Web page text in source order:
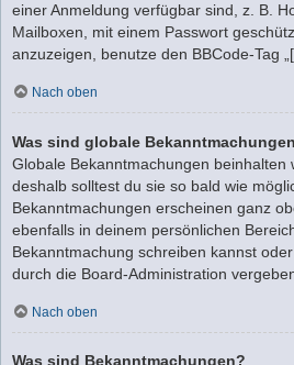
einer Anmeldung verfügbar sind, z. B.
Mailboxen, mit einem Passwort
anzuzeigen, benutze den BBCode-Tag
Nach oben
Was sind globale
Globale Bekanntmachungen beinhalten
deshalb solltest du sie so bald wie
Bekanntmachungen erscheinen ganz
ebenfalls in deinem persönlichen
Bekanntmachung schreiben kannst
durch die Board-Administration
Nach oben
Was sind Bekanntmachungen?